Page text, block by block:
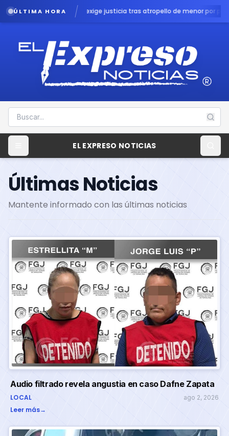
ÚLTIMA HORA
justicia tras atropello de menor por patrulla en Chalco Lluvias
EL EXPRESO NOTICIAS
Últimas Noticias
Mantente informado con las últimas noticias
Audio filtrado revela angustia en caso Dafne Zapata
LOCAL ago 2, 2026
Leer más→